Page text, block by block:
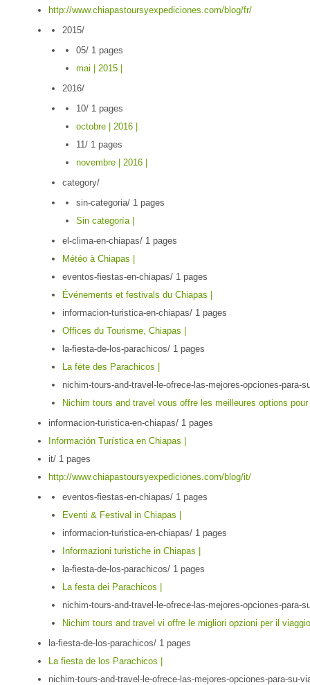
http://www.chiapastoursyexpediciones.com/blog/fr/
2015/
05/ 1 pages
mai | 2015 |
2016/
10/ 1 pages
octobre | 2016 |
11/ 1 pages
novembre | 2016 |
category/
sin-categoria/ 1 pages
Sin categoría |
el-clima-en-chiapas/ 1 pages
Météo à Chiapas |
eventos-fiestas-en-chiapas/ 1 pages
Événements et festivals du Chiapas |
informacion-turistica-en-chiapas/ 1 pages
Offices du Tourisme, Chiapas |
la-fiesta-de-los-parachicos/ 1 pages
La fëte des Parachicos |
nichim-tours-and-travel-le-ofrece-las-mejores-opciones-para-
Nichim tours and travel vous offre les meilleures options
informacion-turistica-en-chiapas/ 1 pages
Información Turística en Chiapas |
it/ 1 pages
http://www.chiapastoursyexpediciones.com/blog/it/
eventos-fiestas-en-chiapas/ 1 pages
Eventi & Festival in Chiapas |
informacion-turistica-en-chiapas/ 1 pages
Informazioni turistiche in Chiapas |
la-fiesta-de-los-parachicos/ 1 pages
La festa dei Parachicos |
nichim-tours-and-travel-le-ofrece-las-mejores-opciones-para-
Nichim tours and travel vi offre le migliori opzioni per il
la-fiesta-de-los-parachicos/ 1 pages
La fiesta de los Parachicos |
nichim-tours-and-travel-le-ofrece-las-mejores-opciones-para-su-